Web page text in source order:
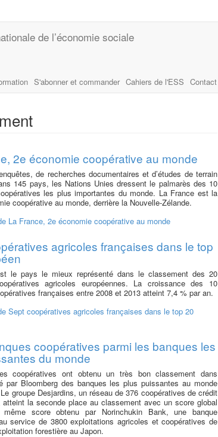
de l’économie sociale
S'abonner et commander Cahiers de l'ESS Contact
2e économie coopérative au monde
de recherches documentaires et d’études de terrain
145 pays, les Nations Unies dressent le palmarès des 10
les plus importantes du monde. La France est la
coopérative au monde, derrière la Nouvelle-Zélande.
La France, 2e économie coopérative au monde
agricoles françaises dans le top
le pays le mieux représenté dans le classement des 20
agricoles européennes. La croissance des 10
françaises entre 2008 et 2013 atteint 7,4 % par an.
Sept coopératives agricoles françaises dans le top 20
coopératives parmi les banques les
du monde
coopératives ont obtenu un très bon classement dans
par Bloomberg des banques les plus puissantes au monde
groupe Desjardins, un réseau de 376 coopératives de crédit
atteint la seconde place au classement avec un score global
score obtenu par Norinchukin Bank, une banque
service de 3800 exploitations agricoles et coopératives de
forestière au Japon.